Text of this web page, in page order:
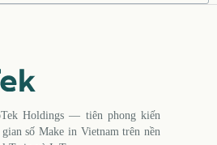
Holdings — tiên phong kiến
số Make in Vietnam trên nền